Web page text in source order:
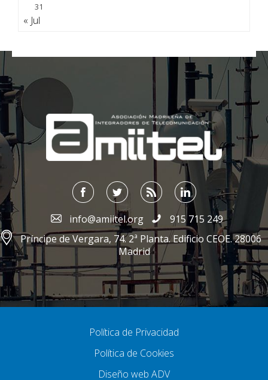
31
« Jul
;
info@amiitel.org
915 715 249
Príncipe de Vergara, 74. 2ª Planta. Edificio CEOE. 28006
Madrid
Política de Privacidad
Política de Cookies
Diseño web ADV